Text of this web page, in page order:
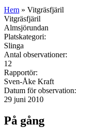
Hem » Vitgräsfjäril
Vitgräsfjäril
Almsjörundan
Platskategori:
Slinga
Antal observationer:
12
Rapportör:
Sven-Åke Kraft
Datum för observation:
29 juni 2010
På gång